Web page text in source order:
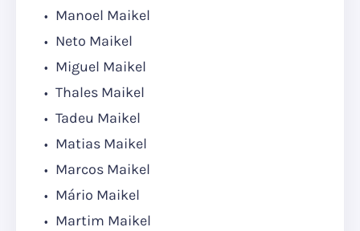
Manoel Maikel
Neto Maikel
Miguel Maikel
Thales Maikel
Tadeu Maikel
Matias Maikel
Marcos Maikel
Mário Maikel
Martim Maikel